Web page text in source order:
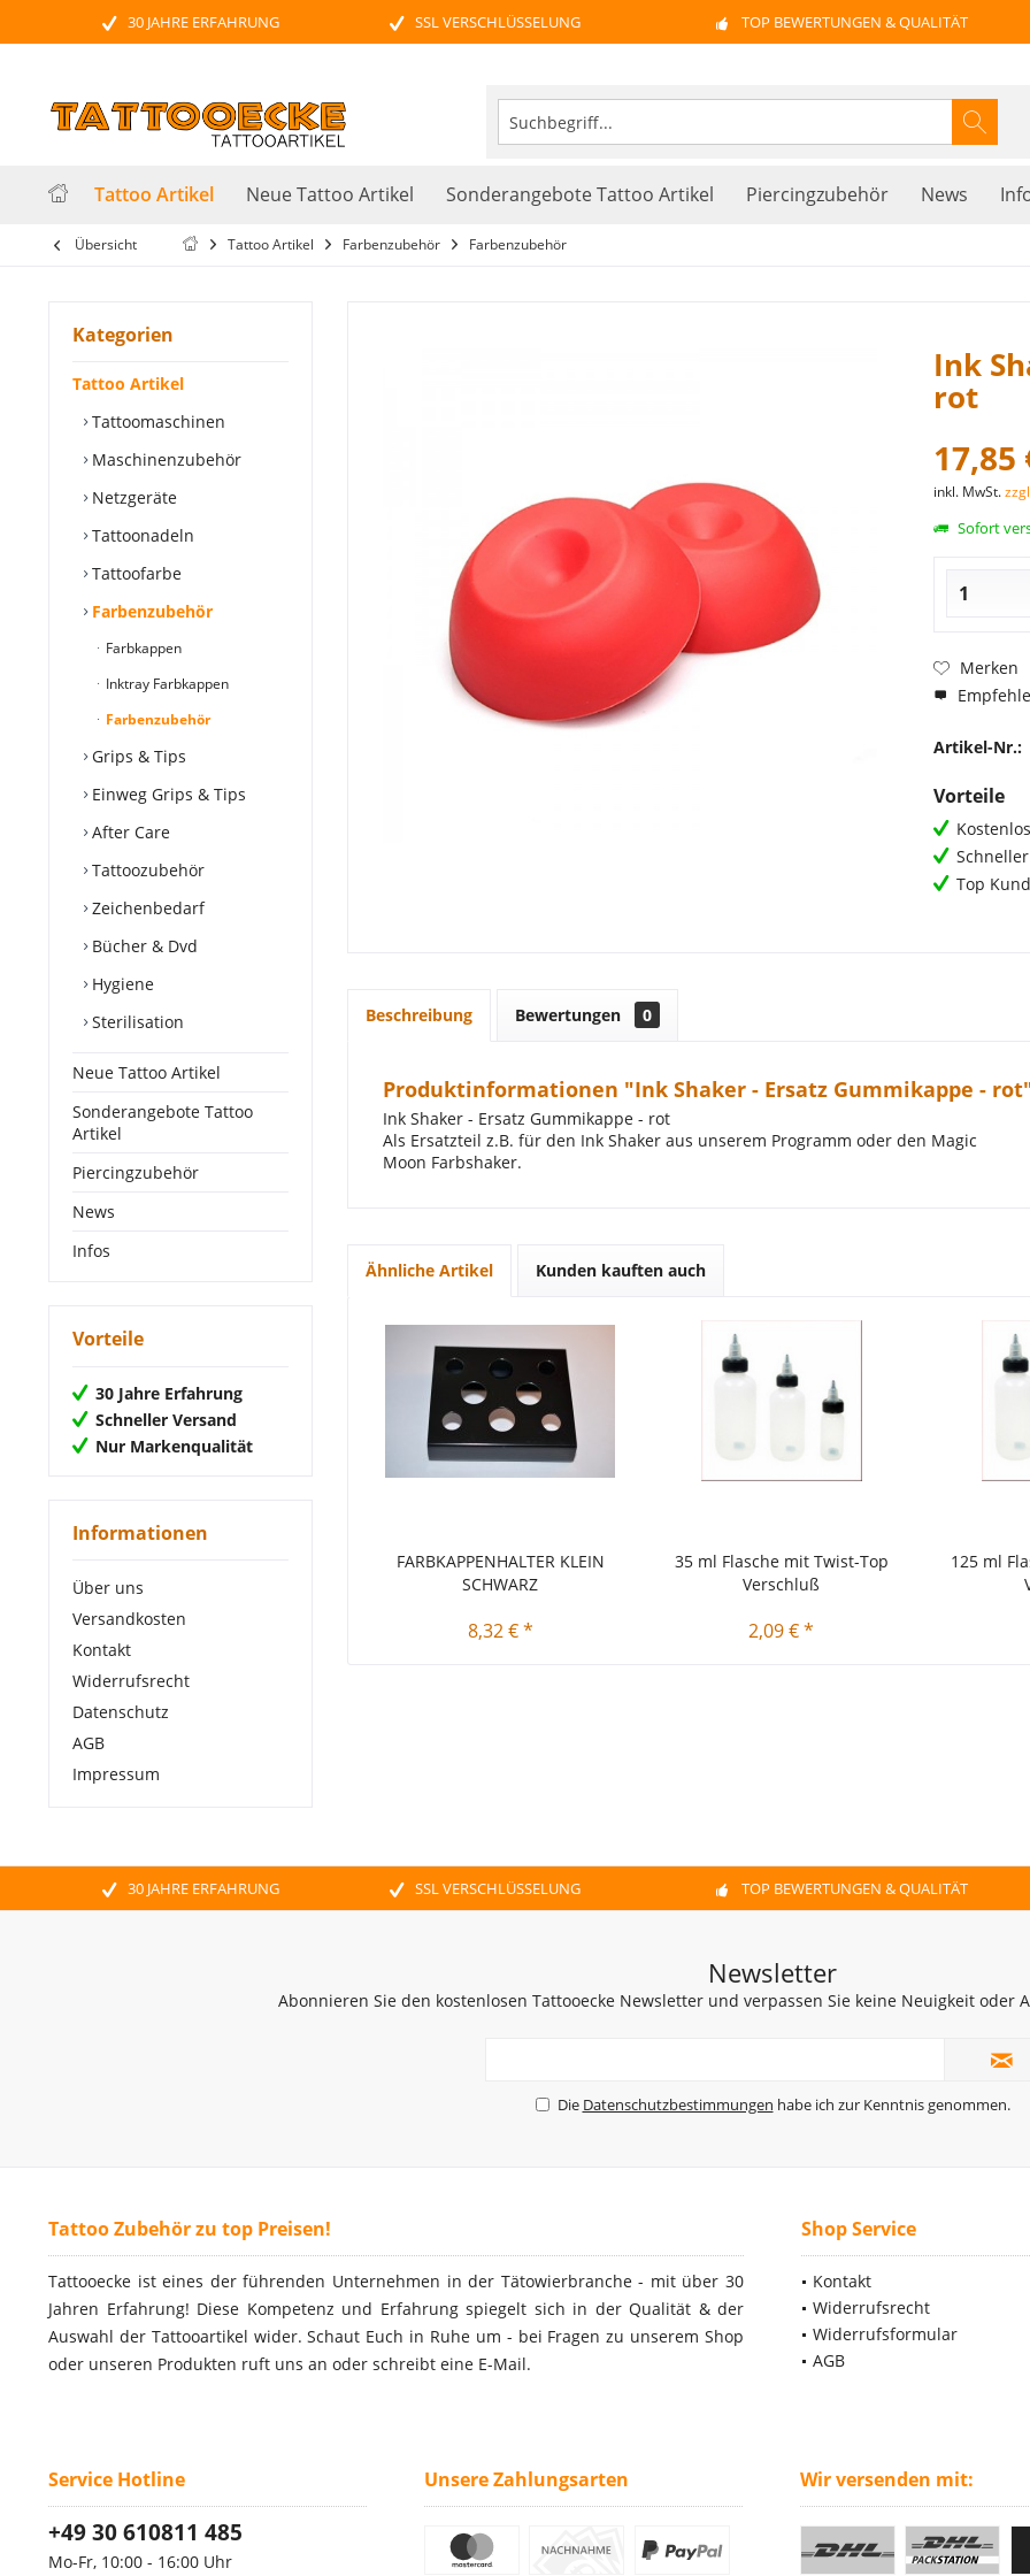
30 JAHRE ERFAHRUNG SSL VERSCHLÜSSELUNG TOP BEWERTUNGEN & QUALITÄT
Tattoo Artikel Neue Tattoo Artikel Sonderangebote Tattoo Artikel Piercingzubehör News
Übersicht Tattoo Artikel Farbenzubehör Farbenzubehör
Kategorien
Tattoo Artikel
Tattoomaschinen
Maschinenzubehör
Netzgeräte
Tattoonadeln
Tattoofarbe
Farbenzubehör
Farbkappen
Inktray Farbkappen
Farbenzubehör
Grips & Tips
Einweg Grips & Tips
After Care
Tattoozubehör
Zeichenbedarf
Bücher & Dvd
Hygiene
Sterilisation
Neue Tattoo Artikel
Sonderangebote Tattoo
Artikel
Piercingzubehör
News
Infos
Vorteile
30 Jahre Erfahrung
Schneller Versand
Nur Markenqualität
Informationen
Über uns
Versandkosten
Kontakt
Widerrufsrecht
Datenschutz
AGB
Impressum
Ink
rot
17,85
inkl. MwSt.
Sofort
Merken
Artikel-Nr.:
Vorteile
Top
Beschreibung Bewertungen 0
Produktinformationen "Ink Shaker - Ersatz Gummikappe -
Ink Shaker - Ersatz Gummikappe - rot
Als Ersatzteil z.B. für den Ink Shaker aus unserem Programm oder den Magic
Moon Farbshaker.
Ähnliche Artikel Kunden kauften auch
FARBKAPPENHALTER KLEIN
SCHWARZ
8,32 € *
35 ml Flasche mit Twist-Top
Verschluß
2,09 € *
125 ml
30 JAHRE ERFAHRUNG SSL VERSCHLÜSSELUNG TOP BEWERTUNGEN & QUALITÄT
Newsletter
Abonnieren Sie den kostenlosen Tattooecke Newsletter und verpassen Sie keine Neuigkeit oder
Die Datenschutzbestimmungen habe ich zur Kenntnis genommen.
Tattoo Zubehör zu top Preisen!
Tattooecke ist eines der führenden Unternehmen in der Tätowierbranche - mit über 30
Jahren Erfahrung! Diese Kompetenz und Erfahrung spiegelt sich in der Qualität & der
Auswahl der Tattooartikel wider. Schaut Euch in Ruhe um - bei Fragen zu unserem Shop
oder unseren Produkten ruft uns an oder schreibt eine E-Mail.
Shop Service
Kontakt
Widerrufsrecht
Widerrufsformular
AGB
Service Hotline
+49 30 610811 485
Mo-Fr, 10:00 - 16:00 Uhr
Unsere Zahlungsarten Wir versenden mit: